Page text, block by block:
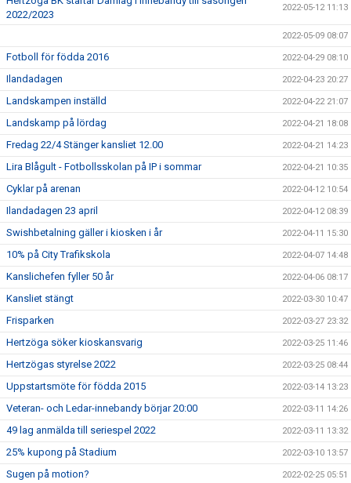
2022/2023
2022-05-12 11:13
2022-05-09 08:07
Fotboll för födda 2016 2022-04-29 08:10
Ilandadagen 2022-04-23 20:27
Landskampen inställd 2022-04-22 21:07
Landskamp på lördag 2022-04-21 18:08
Fredag 22/4 Stänger kansliet 12.00 2022-04-21 14:23
Lira Blågult - Fotbollsskolan på IP i sommar 2022-04-21 10:35
Cyklar på arenan 2022-04-12 10:54
Ilandadagen 23 april 2022-04-12 08:39
Swishbetalning gäller i kiosken i år 2022-04-11 15:30
10% på City Trafikskola 2022-04-07 14:48
Kanslichefen fyller 50 år 2022-04-06 08:17
Kansliet stängt 2022-03-30 10:47
Frisparken 2022-03-27 23:32
Hertzöga söker kioskansvarig 2022-03-25 11:46
Hertzögas styrelse 2022 2022-03-25 08:44
Uppstartsmöte för födda 2015 2022-03-14 13:23
Veteran- och Ledar-innebandy börjar 20:00 2022-03-11 14:26
49 lag anmälda till seriespel 2022 2022-03-11 13:32
25% kupong på Stadium 2022-03-10 13:57
Sugen på motion? 2022-02-25 05:51